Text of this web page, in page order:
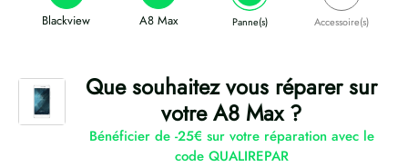
Blackview A8 Max Panne(s) Accessoire(s)
Que souhaitez vous réparer sur
votre A8 Max ?
Bénéficier de -25€ sur votre réparation avec le
code QUALIREPAR